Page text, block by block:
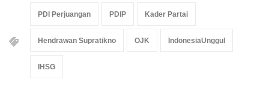
PDI Perjuangan PDIP Kader Partai
Hendrawan Supratikno OJK IndonesiaUnggul
IHSG